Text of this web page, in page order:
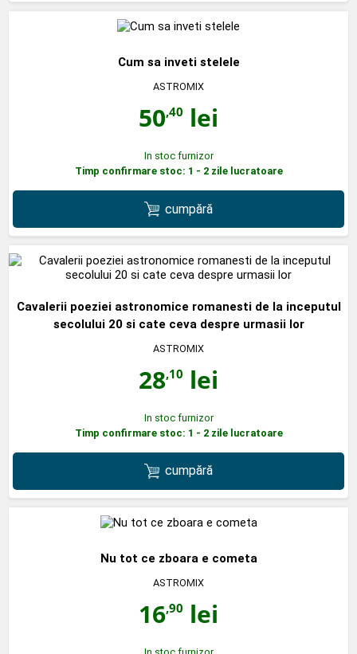
Cum sa inveti stelele
ASTROMIX
50,40 lei
In stoc furnizor
Timp confirmare stoc: 1 - 2 zile lucratoare
cumpără
Cavalerii poeziei astronomice romanesti de la inceputul
secolului 20 si cate ceva despre urmasii lor
ASTROMIX
28,10 lei
In stoc furnizor
Timp confirmare stoc: 1 - 2 zile lucratoare
cumpără
Nu tot ce zboara e cometa
ASTROMIX
16,90 lei